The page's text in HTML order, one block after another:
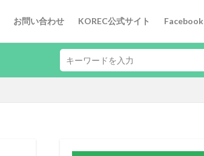
お問い合わせ KOREC公式サイト Facebook